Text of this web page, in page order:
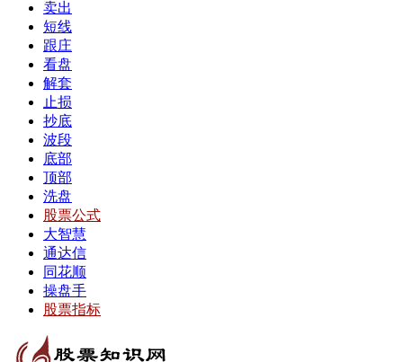
卖出
短线
跟庄
看盘
解套
止损
抄底
波段
底部
顶部
洗盘
股票公式
大智慧
通达信
同花顺
操盘手
股票指标